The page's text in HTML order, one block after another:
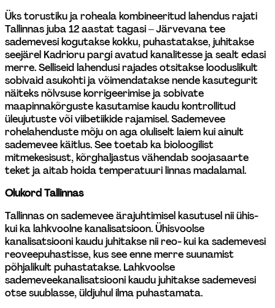
Üks torustiku ja roheala kombineeritud lahendus rajati
Tallinnas juba 12 aastat tagasi – Järvevana tee
sademevesi kogutakse kokku, puhastatakse, juhitakse
seejärel Kadrioru pargi avatud kanalitesse ja sealt edasi
merre. Selliseid lahendusi rajades otsitakse looduslikult
sobivaid asukohti ja võimendatakse nende kasutegurit
näiteks nõlvsuse korrigeerimise ja sobivate
maapinnakõrguste kasutamise kaudu kontrollitud
üleujutuste või viibetiikide rajamisel. Sademevee
rohelahenduste mõju on aga oluliselt laiem kui ainult
sademevee käitlus. See toetab ka bioloogilist
mitmekesisust, kõrghaljastus vähendab soojasaarte
teket ja aitab hoida temperatuuri linnas madalamal.
Olukord Tallinnas
Tallinnas on sademevee ärajuhtimisel kasutusel nii ühis-
kui ka lahkvoolne kanalisatsioon. Ühisvoolse
kanalisatsiooni kaudu juhitakse nii reo- kui ka sademevesi
reoveepuhastisse, kus see enne merre suunamist
põhjalikult puhastatakse. Lahkvoolse
sademeveekanalisatsiooni kaudu juhitakse sademevesi
otse suublasse, üldjuhul ilma puhastamata.